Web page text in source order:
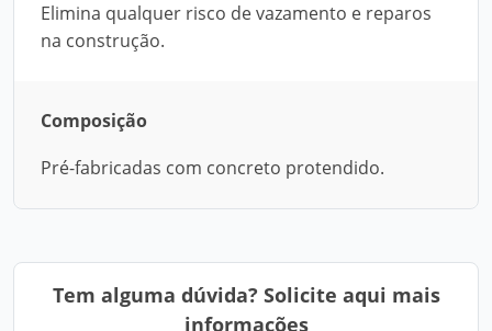
Elimina qualquer risco de vazamento e reparos
na construção.
Composição
Pré-fabricadas com concreto protendido.
Tem alguma dúvida? Solicite aqui mais
informações